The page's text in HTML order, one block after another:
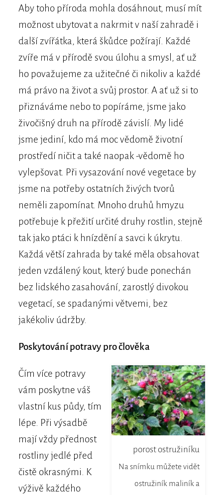
Aby toho příroda mohla dosáhnout, musí mít
možnost ubytovat a nakrmit v naší zahradě i
další zvířátka, která škůdce požírají. Každé
zvíře má v přírodě svou úlohu a smysl, ať už
ho považujeme za užitečné či nikoliv a každé
má právo na život a svůj prostor. A ať už si to
přiznáváme nebo to popíráme, jsme jako
živočišný druh na přírodě závislí. My lidé
jsme jediní, kdo má moc vědomě životní
prostředí ničit a také naopak -vědomě ho
vylepšovat. Při vysazování nové vegetace by
jsme na potřeby ostatních živých tvorů
neměli zapomínat. Mnoho druhů hmyzu
potřebuje k přežití určité druhy rostlin, stejně
tak jako ptáci k hnízdění a savci k úkrytu.
Každá větší zahrada by také měla obsahovat
jeden vzdálený kout, který bude ponechán
bez lidského zasahování, zarostlý divokou
vegetací, se spadanými větvemi, bez
jakékoliv údržby.
Poskytování potravy pro člověka
porost ostružiníku
Na snímku můžete vidět
ostružiník maliník a
Čím více potravy
vám poskytne váš
vlastní kus půdy, tím
lépe. Při výsadbě
mají vždy přednost
rostliny jedlé před
čistě okrasnými. K
výživě každého